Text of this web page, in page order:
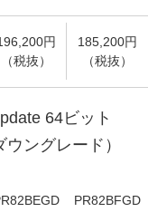
円
（税抜）
185,200円
（税抜）
64ビット
ウングレード）
PR82BFGD